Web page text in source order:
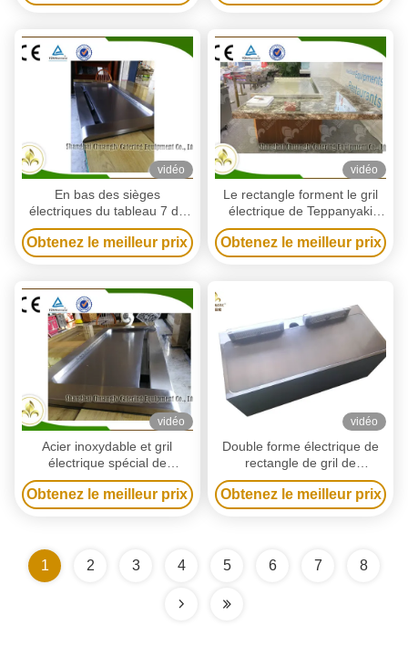
vidéo
En bas des sièges
électriques du tableau 7 de
gril de Teppanyaki d'air de
Front Air Supply
d'épuisement de vapeur de
Obtenez le meilleur prix
vidéo
Le rectangle forment le gril
électrique de Teppanyaki
d'épuisement supérieur de
vapeur pour la maison
Obtenez le meilleur prix
vidéo
Acier inoxydable et gril
électrique spécial de
Teppanyaki d'acier allié pour
la maison
Obtenez le meilleur prix
vidéo
Double forme électrique de
rectangle de gril de
Teppanyaki de ventilateur
pour le restaurant
Obtenez le meilleur prix
1 2 3 4 5 6 7 8